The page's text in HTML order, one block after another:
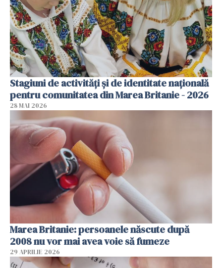
Stagiuni de activități și de identitate națională
pentru comunitatea din Marea Britanie - 2026
28 MAI 2026
Marea Britanie: persoanele născute după
2008 nu vor mai avea voie să fumeze
29 APRILIE 2026